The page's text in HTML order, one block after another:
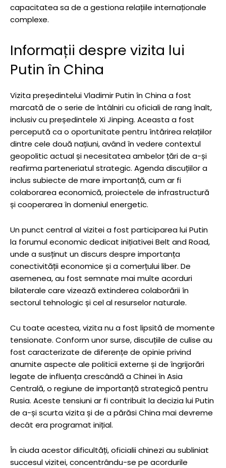
capacitatea sa de a gestiona relațiile internaționale
complexe.
Informații despre vizita lui
Putin în China
Vizita președintelui Vladimir Putin în China a fost
marcată de o serie de întâlniri cu oficiali de rang înalt,
inclusiv cu președintele Xi Jinping. Aceasta a fost
percepută ca o oportunitate pentru întărirea relațiilor
dintre cele două națiuni, având în vedere contextul
geopolitic actual și necesitatea ambelor țări de a-și
reafirma parteneriatul strategic. Agenda discuțiilor a
inclus subiecte de mare importanță, cum ar fi
colaborarea economică, proiectele de infrastructură
și cooperarea în domeniul energetic.
Un punct central al vizitei a fost participarea lui Putin
la forumul economic dedicat inițiativei Belt and Road,
unde a susținut un discurs despre importanța
conectivității economice și a comerțului liber. De
asemenea, au fost semnate mai multe acorduri
bilaterale care vizează extinderea colaborării în
sectorul tehnologic și cel al resurselor naturale.
Cu toate acestea, vizita nu a fost lipsită de momente
tensionate. Conform unor surse, discuțiile de culise au
fost caracterizate de diferențe de opinie privind
anumite aspecte ale politicii externe și de îngrijorări
legate de influența crescândă a Chinei în Asia
Centrală, o regiune de importanță strategică pentru
Rusia. Aceste tensiuni ar fi contribuit la decizia lui Putin
de a-și scurta vizita și de a părăsi China mai devreme
decât era programat inițial.
În ciuda acestor dificultăți, oficialii chinezi au subliniat
succesul vizitei, concentrându-se pe acordurile